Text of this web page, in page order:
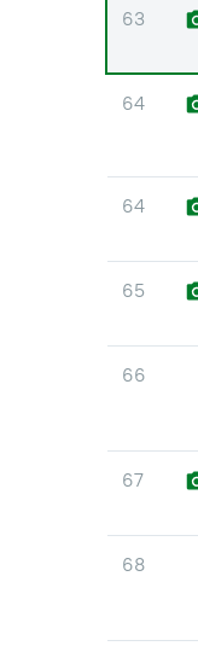
63
64
64
65
66
67
68